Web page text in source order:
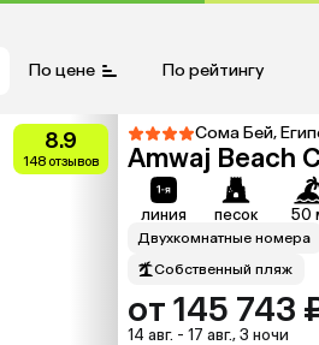
По цене По рейтингу
8.9
148 отзывов
Сома Бей,
Amwaj Beach
линия песок 50
Двухкомнатные номера
Собственный пляж
от 145 743
14 авг. - 17 авг., 3 ночи